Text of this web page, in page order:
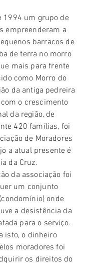
1994 um grupo de
empreenderam a
barracos de
de terra no morro
mais para frente
como Morro do
da antiga pedreira
o crescimento
da região, de
420famílias, foi
de Moradores
a atual presente é
da Cruz.
da associação foi
um conjunto
condomínio) onde
a desistência da
para o serviço.
isto, o dinheiro
moradores foi
os direitos do